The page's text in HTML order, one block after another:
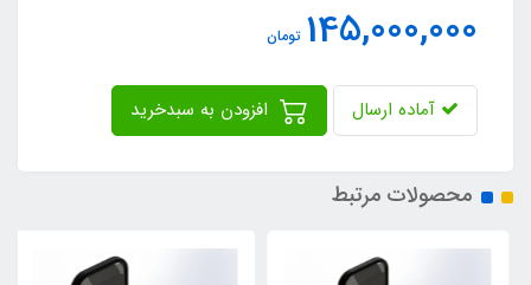
145,000,000 تومان
آماده ارسال
محصولات مرتبط